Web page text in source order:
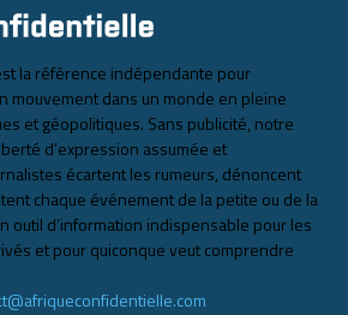
la référence indépendante pour
mouvement dans un monde en pleine
et géopolitiques. Sans publicité, notre
d’expression assumée et
écartent les rumeurs, dénoncent
chaque événement de la petite ou de la
outil d’information indispensable pour les
et pour quiconque veut comprendre